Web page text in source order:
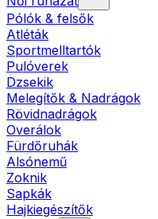
Pólók & felsők
Atléták
Sportmelltartók
Pulóverek
Dzsekik
Melegítők & Nadrágok
Rövidnadrágok
Overálok
Fürdőruhák
Alsónemű
Zoknik
Sapkák
Hajkiegészítők